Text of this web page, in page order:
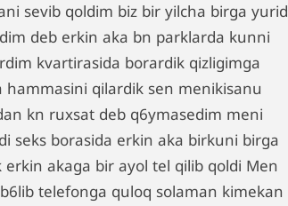
sevib qoldim biz bir yilcha birga
deb erkin aka bn parklarda kunni
kvartirasida borardik qizligimga
hammasini qilardik sen menikisanu
kn ruxsat deb q6ymasedim meni
seks borasida erkin aka birkuni birga
akaga bir ayol tel qilib qoldi Men
telefonga quloq solaman kimekan